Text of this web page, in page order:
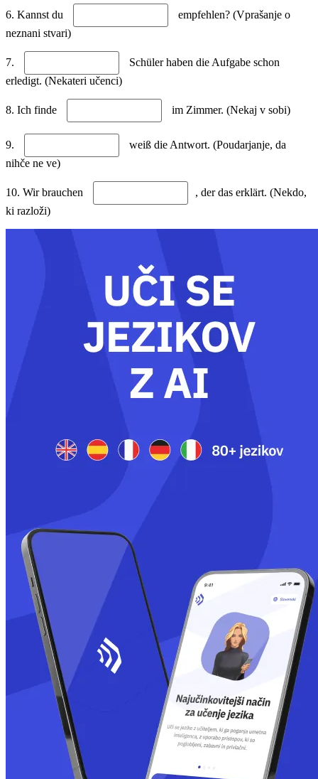
6. Kannst du
empfehlen? (Vprašanje o
neznani stvari)
7.
Schüler haben die Aufgabe schon
erledigt. (Nekateri učenci)
8. Ich finde im Zimmer. (Nekaj v sobi)
9.
weiß die Antwort. (Poudarjanje, da
nihče ne ve)
10. Wir brauchen
, der das erklärt. (Nekdo,
ki razloži)